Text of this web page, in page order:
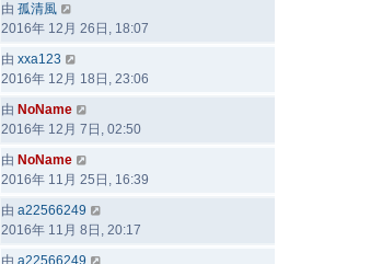
由 孤清風
2016年 12月 26日, 18:07
由 xxa123
2016年 12月 18日, 23:06
由 NoName
2016年 12月 7日, 02:50
由 NoName
2016年 11月 25日, 16:39
由 a22566249
2016年 11月 8日, 20:17
由 a22566249